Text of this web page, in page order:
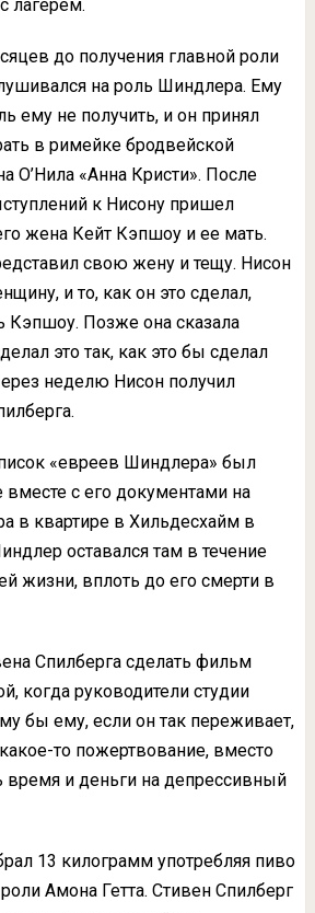
лагерем.
до получения главной роли
на роль Шиндлера. Ему
ему не получить, и он принял
в римейке бродвейской
О’Нила «Анна Кристи». После
к Нисону пришел
жена Кейт Кэпшоу и ее мать.
свою жену и тещу. Нисон
и то, как он это сделал,
Кэпшоу. Позже она сказала
это так, как это бы сделал
неделю Нисон получил
«евреев Шиндлера» был
с его документами на
в квартире в Хильдесхайм в
оставался там в течение
жизни, вплоть до его смерти в
Спилберга сделать фильм
когда руководители студии
бы ему, если он так переживает,
то пожертвование, вместо
время и деньги на депрессивный
13 килограмм употребляя пиво
Амона Гетта. Стивен Спилберг